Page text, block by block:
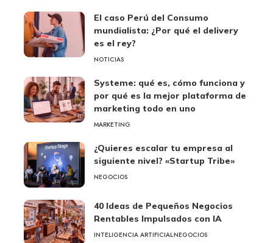
El caso Perú del Consumo
mundialista: ¿Por qué el delivery
es el rey?
NOTICIAS
Systeme: qué es, cómo funciona y
por qué es la mejor plataforma de
marketing todo en uno
MARKETING
¿Quieres escalar tu empresa al
siguiente nivel? «Startup Tribe»
NEGOCIOS
40 Ideas de Pequeños Negocios
Rentables Impulsados con IA
INTELIGENCIA ARTIFICIALNEGOCIOS